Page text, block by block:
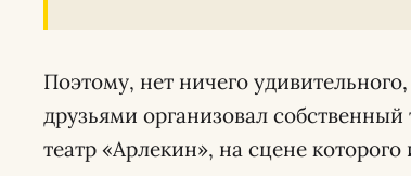
Поэтому, нет ничего
друзьями организовал
театр «Арлекин», на сцене